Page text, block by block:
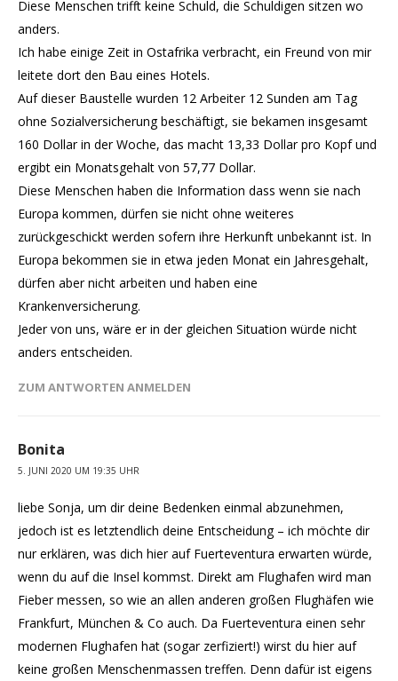
Diese Menschen trifft keine Schuld, die Schuldigen sitzen wo
anders.
Ich habe einige Zeit in Ostafrika verbracht, ein Freund von mir
leitete dort den Bau eines Hotels.
Auf dieser Baustelle wurden 12 Arbeiter 12 Sunden am Tag
ohne Sozialversicherung beschäftigt, sie bekamen insgesamt
160 Dollar in der Woche, das macht 13,33 Dollar pro Kopf und
ergibt ein Monatsgehalt von 57,77 Dollar.
Diese Menschen haben die Information dass wenn sie nach
Europa kommen, dürfen sie nicht ohne weiteres
zurückgeschickt werden sofern ihre Herkunft unbekannt ist. In
Europa bekommen sie in etwa jeden Monat ein Jahresgehalt,
dürfen aber nicht arbeiten und haben eine
Krankenversicherung.
Jeder von uns, wäre er in der gleichen Situation würde nicht
anders entscheiden.
ZUM ANTWORTEN ANMELDEN
Bonita
5. JUNI 2020 UM 19:35 UHR
liebe Sonja, um dir deine Bedenken einmal abzunehmen,
jedoch ist es letztendlich deine Entscheidung – ich möchte dir
nur erklären, was dich hier auf Fuerteventura erwarten würde,
wenn du auf die Insel kommst. Direkt am Flughafen wird man
Fieber messen, so wie an allen anderen großen Flughäfen wie
Frankfurt, München & Co auch. Da Fuerteventura einen sehr
modernen Flughafen hat (sogar zerfiziert!) wirst du hier auf
keine großen Menschenmassen treffen. Denn dafür ist eigens